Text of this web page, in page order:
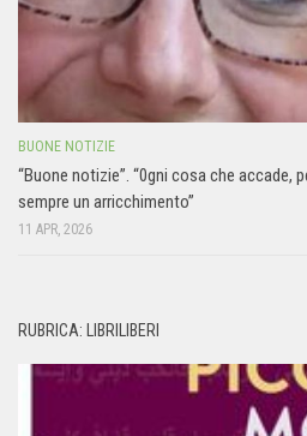
BUONE NOTIZIE
“Buone notizie”. “0gni cosa che accade,
sempre un arricchimento”
11 APR, 2026
RUBRICA: LIBRILIBERI